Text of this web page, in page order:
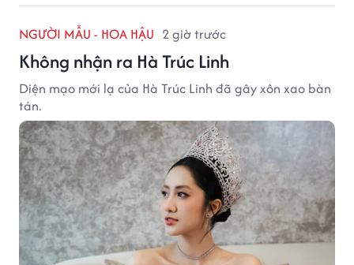
NGƯỜI MẪU - HOA HẬU 2 giờ trước
Không nhận ra Hà Trúc Linh
Diện mạo mới lạ của Hà Trúc Linh đã gây xôn xao bàn
tán.